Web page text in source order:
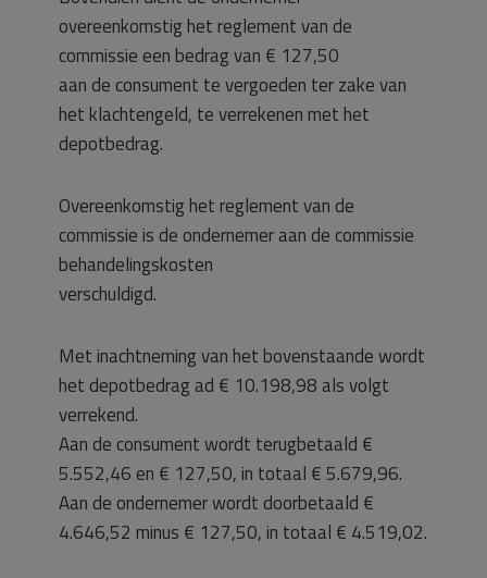
overeenkomstig het reglement van de
commissie een bedrag van € 127,50
aan de consument te vergoeden ter zake van
het klachtengeld, te verrekenen met het
depotbedrag.
Overeenkomstig het reglement van de
commissie is de ondernemer aan de commissie
behandelingskosten
verschuldigd.
Met inachtneming van het bovenstaande wordt
het depotbedrag ad € 10.198,98 als volgt
verrekend.
Aan de consument wordt terugbetaald €
5.552,46 en € 127,50, in totaal € 5.679,96.
Aan de ondernemer wordt doorbetaald €
4.646,52 minus € 127,50, in totaal € 4.519,02.